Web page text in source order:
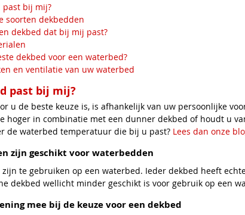
past bij mij?
soorten dekbedden
dekbed dat bij mij past?
dekbed voor een waterbed?
en ventilatie van uw waterbed
past bij mij?
u de beste keuze is, is afhankelijk van uw persoonlijke
hoger in combinatie met een dunner dekbed of houdt u
de waterbed temperatuur die bij u past? Lees dan onze
zijn geschikt voor waterbedden
te gebruiken op een waterbed. Ieder dekbed heeft
dekbed wellicht minder geschikt is voor gebruik op een
mee bij de keuze voor een dekbed